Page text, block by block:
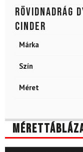
Rövidnadrág
Cinder
Márka
Szín
Méret